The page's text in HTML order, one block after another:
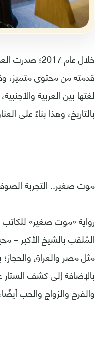
خلال عام
لغتها بين العربية
بالتاريخ، وهذا بناءً على
موت صغير.. التجربة
رواية «موت صغير»
المُلقب بالشيخ الأكبر –
مثل مصر والعراق والحجاز؛
بالإضافة إلى كشف الستار
والفرح والزواج والحب